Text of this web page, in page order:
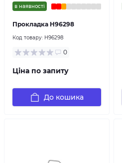
в наявності
Прокладка H96298
Код товару: H96298
0
Ціна по запиту
До кошика